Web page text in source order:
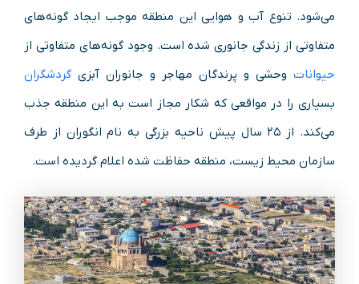
می‌شود. تنوع آب و هوایی این منطقه موجب ایجاد گونه‌های
متفاوتی از زندگی جانوری شده‌ است. وجود گونه‌های متفاوتی از
حیوانات وحشی و پرندگان مهاجر و جانوران آبزی گردشگران
بسیاری را در مواقعی که شکار مجاز است به این منطقه جذب
می‌کند. از ۲۵ سال پیش ناحیه بزرگی به نام انگوران از طرف
سازمان محیط زیست، منطقه حفاظت شده اعلام گردیده‌ است.